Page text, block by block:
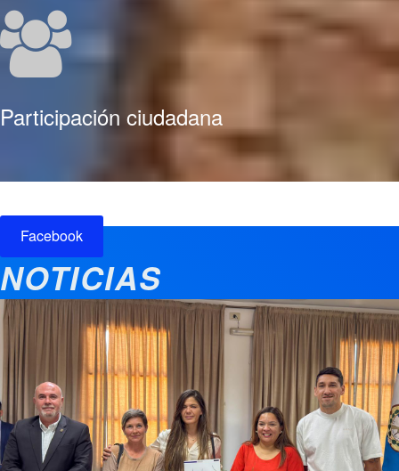
Participación ciudadana
Facebook
NOTICIAS